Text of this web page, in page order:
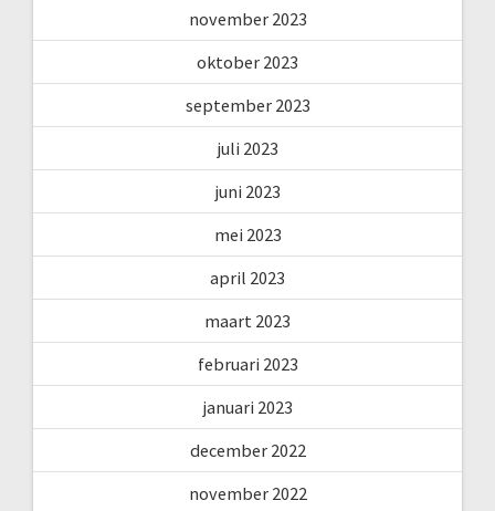
november 2023
oktober 2023
september 2023
juli 2023
juni 2023
mei 2023
april 2023
maart 2023
februari 2023
januari 2023
december 2022
november 2022